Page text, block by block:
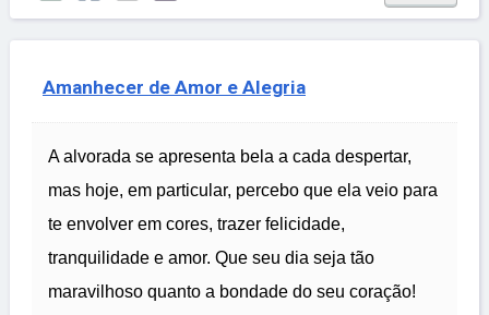
Amanhecer de Amor e Alegria
A alvorada se apresenta bela a cada despertar,
mas hoje, em particular, percebo que ela veio para
te envolver em cores, trazer felicidade,
tranquilidade e amor. Que seu dia seja tão
maravilhoso quanto a bondade do seu coração!